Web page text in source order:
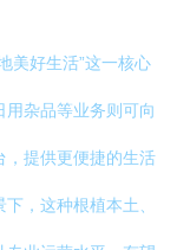
美好生活”这一核心
杂品等业务则可向
，提供更便捷的生活
，这种根植本土、